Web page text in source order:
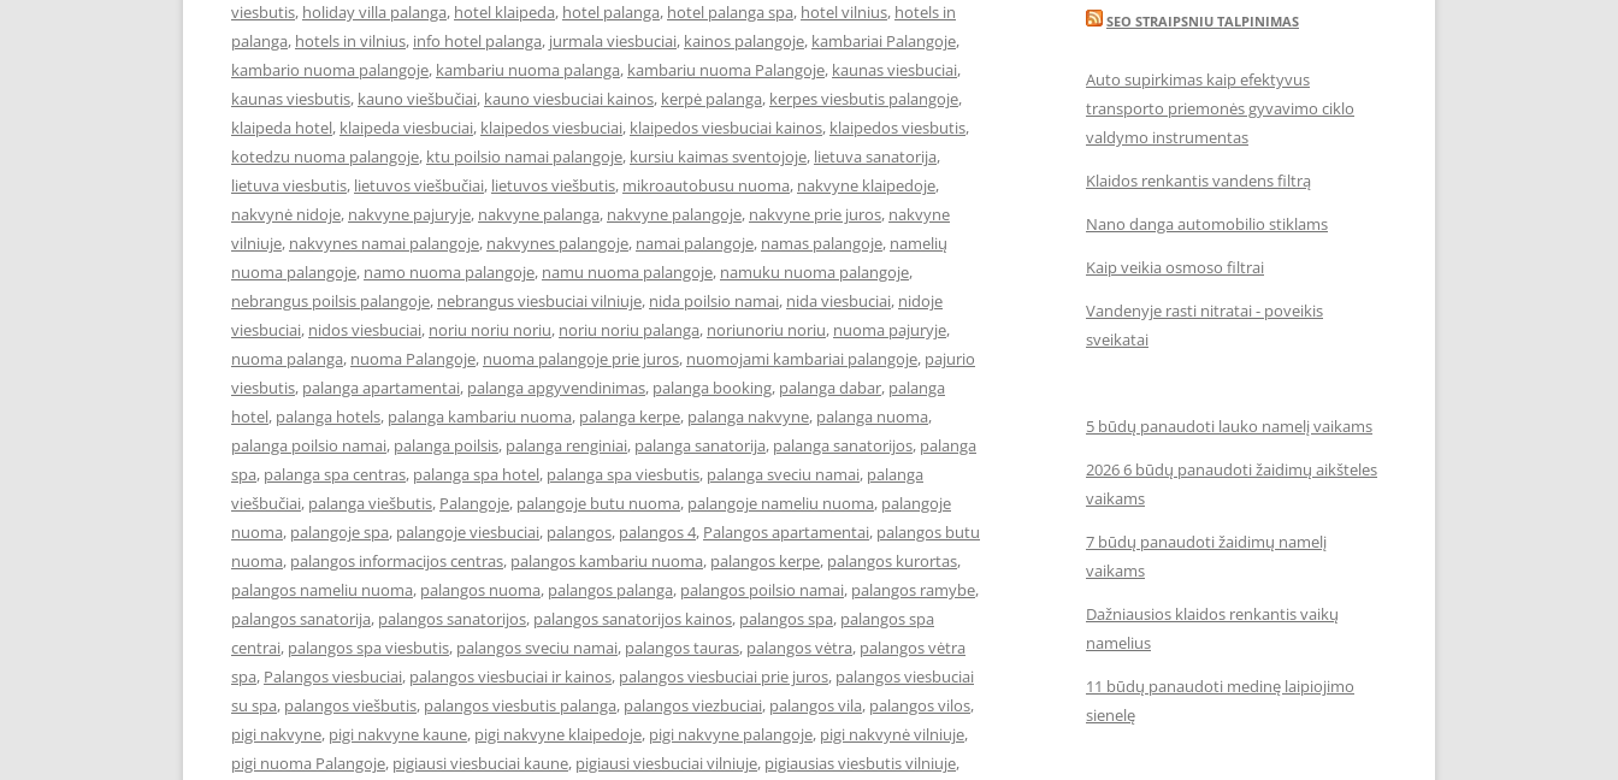
viesbutis, holiday villa palanga, hotel klaipeda, hotel palanga, hotel palanga spa, hotel vilnius, hotels in
palanga, hotels in vilnius, info hotel palanga, jurmala viesbuciai, kainos palangoje, kambariai Palangoje,
kambario nuoma palangoje, kambariu nuoma palanga, kambariu nuoma Palangoje, kaunas viesbuciai,
kaunas viesbutis, kauno viešbučiai, kauno viesbuciai kainos, kerpė palanga, kerpes viesbutis palangoje,
klaipeda hotel, klaipeda viesbuciai, klaipedos viesbuciai, klaipedos viesbuciai kainos, klaipedos viesbutis,
kotedzu nuoma palangoje, ktu poilsio namai palangoje, kursiu kaimas sventojoje, lietuva sanatorija,
lietuva viesbutis, lietuvos viešbučiai, lietuvos viešbutis, mikroautobusu nuoma, nakvyne klaipedoje,
nakvynė nidoje, nakvyne pajuryje, nakvyne palanga, nakvyne palangoje, nakvyne prie juros, nakvyne
vilniuje, nakvynes namai palangoje, nakvynes palangoje, namai palangoje, namas palangoje, namelių
nuoma palangoje, namo nuoma palangoje, namu nuoma palangoje, namuku nuoma palangoje,
nebrangus poilsis palangoje, nebrangus viesbuciai vilniuje, nida poilsio namai, nida viesbuciai, nidoje
viesbuciai, nidos viesbuciai, noriu noriu noriu, noriu noriu palanga, noriunoriu noriu, nuoma pajuryje,
nuoma palanga, nuoma Palangoje, nuoma palangoje prie juros, nuomojami kambariai palangoje, pajurio
viesbutis, palanga apartamentai, palanga apgyvendinimas, palanga booking, palanga dabar, palanga
hotel, palanga hotels, palanga kambariu nuoma, palanga kerpe, palanga nakvyne, palanga nuoma,
palanga poilsio namai, palanga poilsis, palanga renginiai, palanga sanatorija, palanga sanatorijos, palanga
spa, palanga spa centras, palanga spa hotel, palanga spa viesbutis, palanga sveciu namai, palanga
viešbučiai, palanga viešbutis, Palangoje, palangoje butu nuoma, palangoje nameliu nuoma, palangoje
nuoma, palangoje spa, palangoje viesbuciai, palangos, palangos 4, Palangos apartamentai, palangos butu
nuoma, palangos informacijos centras, palangos kambariu nuoma, palangos kerpe, palangos kurortas,
palangos nameliu nuoma, palangos nuoma, palangos palanga, palangos poilsio namai, palangos ramybe,
palangos sanatorija, palangos sanatorijos, palangos sanatorijos kainos, palangos spa, palangos spa
centrai, palangos spa viesbutis, palangos sveciu namai, palangos tauras, palangos vėtra, palangos vėtra
spa, Palangos viesbuciai, palangos viesbuciai ir kainos, palangos viesbuciai prie juros, palangos viesbuciai
su spa, palangos viešbutis, palangos viesbutis palanga, palangos viezbuciai, palangos vila, palangos vilos,
pigi nakvyne, pigi nakvyne kaune, pigi nakvyne klaipedoje, pigi nakvyne palangoje, pigi nakvynė vilniuje,
pigi nuoma Palangoje, pigiausi viesbuciai kaune, pigiausi viesbuciai vilniuje, pigiausias viesbutis vilniuje,
SEO STRAIPSNIU TALPINIMAS
Auto supirkimas kaip efektyvus
transporto priemonės gyvavimo ciklo
valdymo instrumentas
Klaidos renkantis vandens filtrą
Nano danga automobilio stiklams
Kaip veikia osmoso filtrai
Vandenyje rasti nitratai - poveikis
sveikatai
5 būdų panaudoti lauko namelį vaikams
2026 6 būdų panaudoti žaidimų aikšteles
vaikams
7 būdų panaudoti žaidimų namelį
vaikams
Dažniausios klaidos renkantis vaikų
namelius
11 būdų panaudoti medinę laipiojimo
sienelę